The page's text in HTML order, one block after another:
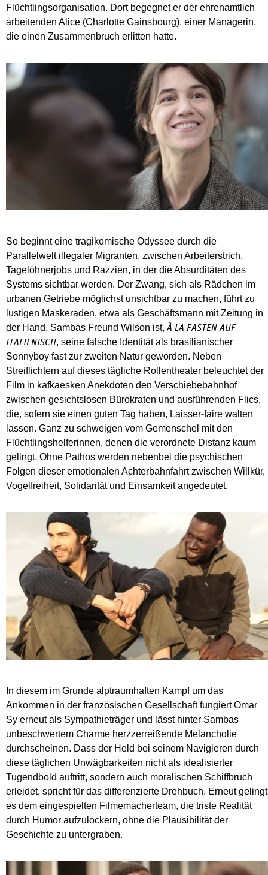
Flüchtlingsorganisation. Dort begegnet er der ehrenamtlich
arbeitenden Alice (Charlotte Gainsbourg), einer Managerin,
die einen Zusammenbruch erlitten hatte.
So beginnt eine tragikomische Odyssee durch die
Parallelwelt illegaler Migranten, zwischen Arbeiterstrich,
Tagelöhnerjobs und Razzien, in der die Absurditäten des
Systems sichtbar werden. Der Zwang, sich als Rädchen im
urbanen Getriebe möglichst unsichtbar zu machen, führt zu
lustigen Maskeraden, etwa als Geschäftsmann mit Zeitung in
der Hand. Sambas Freund Wilson ist, À LA FASTEN AUF
ITALIENISCH, seine falsche Identität als brasilianischer
Sonnyboy fast zur zweiten Natur geworden. Neben
Streiflichtern auf dieses tägliche Rollentheater beleuchtet der
Film in kafkaesken Anekdoten den Verschiebebahnhof
zwischen gesichtslosen Bürokraten und ausführenden Flics,
die, sofern sie einen guten Tag haben, Laisser-faire walten
lassen. Ganz zu schweigen vom Gemenschel mit den
Flüchtlingshelferinnen, denen die verordnete Distanz kaum
gelingt. Ohne Pathos werden nebenbei die psychischen
Folgen dieser emotionalen Achterbahnfahrt zwischen Willkür,
Vogelfreiheit, Solidarität und Einsamkeit angedeutet.
In diesem im Grunde alptraumhaften Kampf um das
Ankommen in der französischen Gesellschaft fungiert Omar
Sy erneut als Sympathieträger und lässt hinter Sambas
unbeschwertem Charme herzzerreißende Melancholie
durchscheinen. Dass der Held bei seinem Navigieren durch
diese täglichen Unwägbarkeiten nicht als idealisierter
Tugendbold auftritt, sondern auch moralischen Schiffbruch
erleidet, spricht für das differenzierte Drehbuch. Erneut gelingt
es dem eingespielten Filmemacherteam, die triste Realität
durch Humor aufzulockern, ohne die Plausibilität der
Geschichte zu untergraben.